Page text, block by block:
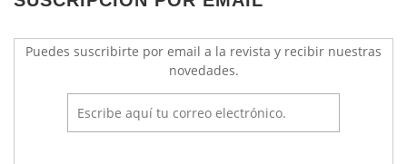
Puedes suscribirte por email a la revista y recibir nuestras
novedades.